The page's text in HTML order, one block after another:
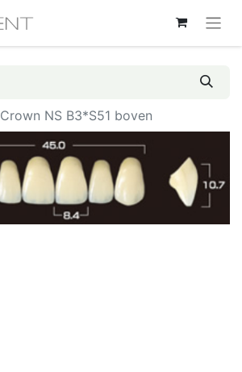
Crown NS B3*S51 boven